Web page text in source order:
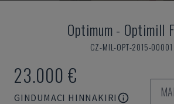
Optimum- Optimill
CZ-MIL-OPT-2015-00001
23.000 €
GINDUMACI HINNAKIRI